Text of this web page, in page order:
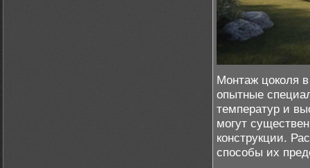
Монтаж цоколя
опытные
температур и
могут
конструкции.
способы их